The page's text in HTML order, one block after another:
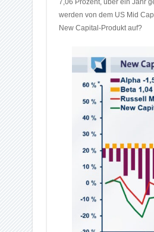
7,06 Prozent, über ein Jahr
werden von dem US Mid
New Capital-Produkt auf?